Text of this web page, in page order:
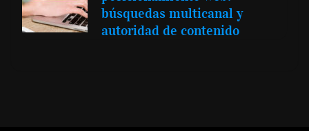
búsquedas multicanal y
autoridad de contenido